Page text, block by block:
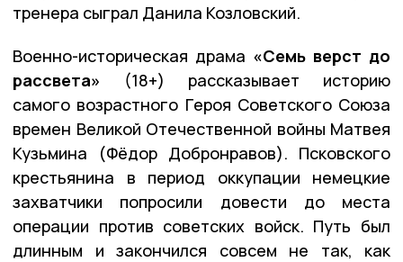
тренера сыграл Данила Козловский.
Военно-историческая драма «Семь верст до
рассвета» (18+) рассказывает историю
самого возрастного Героя Советского Союза
времен Великой Отечественной войны Матвея
Кузьмина (Фёдор Добронравов). Псковского
крестьянина в период оккупации немецкие
захватчики попросили довести до места
операции против советских войск. Путь был
длинным и закончился совсем не так, как